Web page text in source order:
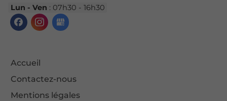
Lun - Ven : 07h30 - 16h30
Accueil
Contactez-nous
Mentions légales